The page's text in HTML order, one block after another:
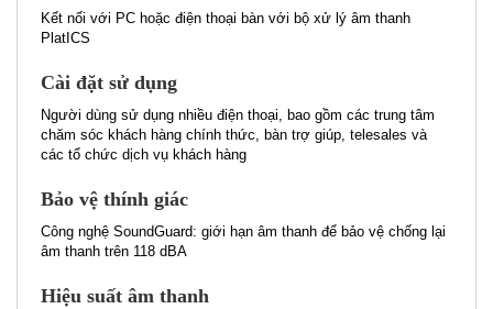
Kết nối với PC hoặc điện thoại bàn với bộ xử lý âm thanh
PlatICS
Cài đặt sử dụng
Người dùng sử dụng nhiều điện thoại, bao gồm các trung tâm
chăm sóc khách hàng chính thức, bàn trợ giúp, telesales và
các tổ chức dịch vụ khách hàng
Bảo vệ thính giác
Công nghệ SoundGuard: giới hạn âm thanh để bảo vệ chống lại
âm thanh trên 118 dBA
Hiệu suất âm thanh